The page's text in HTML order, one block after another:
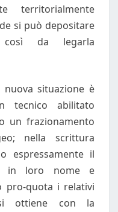
territorialmente
si può depositare
da legarla
situazione è
tecnico abilitato
un frazionamento
nella scrittura
espressamente il
in loro nome e
pro-quota i relativi
ottiene con la